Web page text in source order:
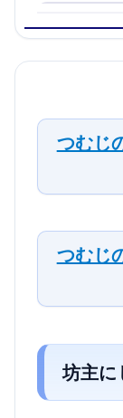
つむじ
つむじ
坊主に